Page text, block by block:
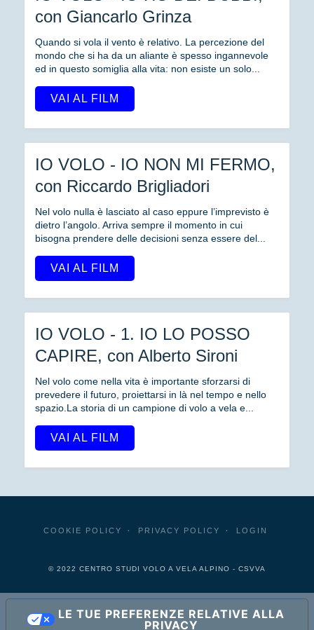
con Giancarlo Grinza
Quando si vola il vento è relativo. La percezione del
mondo che si ha da un aliante è spesso ingannevole
ed in questo somiglia alla vita: non esiste un solo...
VAI AL FILM
IO VOLO - IO NON MI FERMO,
con Riccardo Brigliadori
Nel volo nulla è lasciato al caso eppure l’imprevisto è
dietro l’angolo. Arriva sempre il momento in cui
bisogna prendere delle decisioni senza essere del...
VAI AL FILM
IO VOLO - 1. IO LO POSSO
CAPIRE, con Alberto Sironi
Nel volo come nella vita è importante sforzarsi di
prevedere il futuro, proiettarsi in là nel tempo e nello
spazio.La storia di un campione di volo a vela e...
VAI AL FILM
COOKIE POLICY PRIVACY POLICY LOGIN
© 2022 CENTRO STUDI VOLO A VELA ALPINO - CSVVA
LE TUE PREFERENZE RELATIVE ALLA
PRIVACY